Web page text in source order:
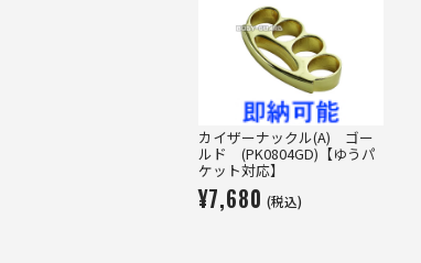
カイザーナックル(A) ゴー
ルド (PK0804GD)【ゆうパ
ケット対応】
¥7,680 (税込)